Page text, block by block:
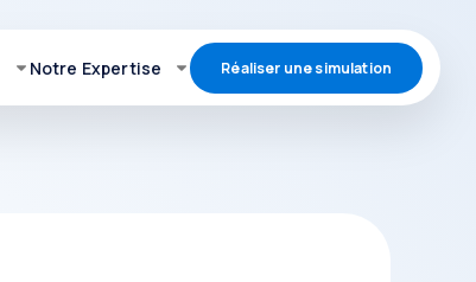
Notre Expertise Réaliser une simulation